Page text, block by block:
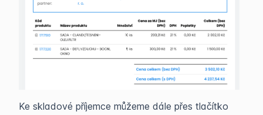
Ke skladové příjemce můžeme dále přes tlačítko